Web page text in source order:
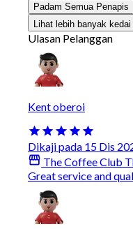
Padam Semua Penapis
Lihat lebih banyak kedai
Ulasan Pelanggan
Kent oberoi
Dikaji pada 15 Dis
The Coffee Club
Great service and